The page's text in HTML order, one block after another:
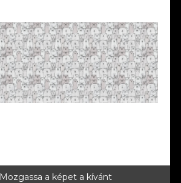
Mozgassa a képet a kívánt